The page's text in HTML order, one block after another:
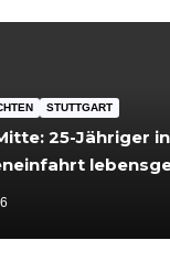
STUTTGART
25-Jähriger in